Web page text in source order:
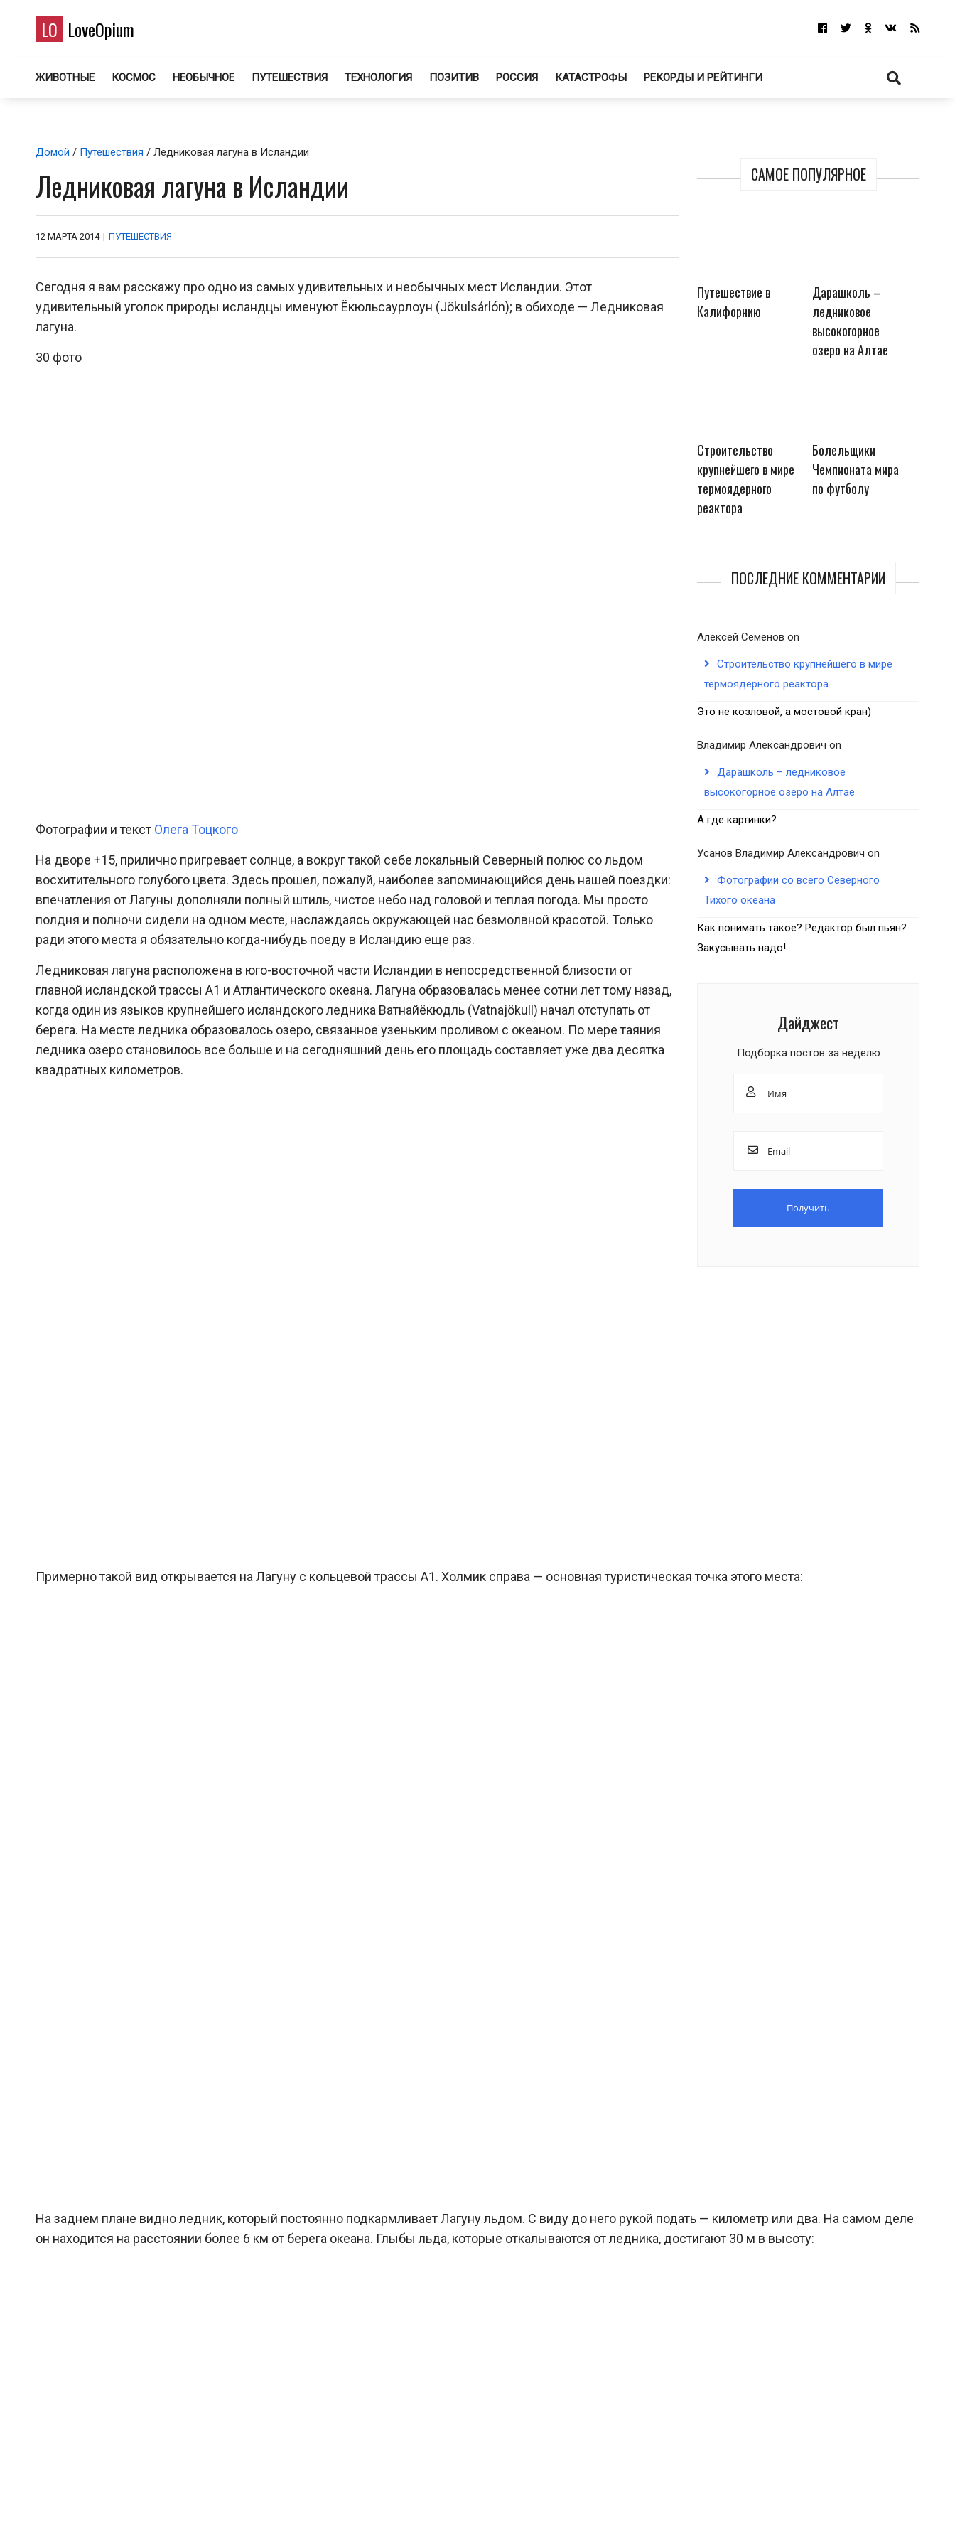
LO LoveOpium
ЖИВОТНЫЕ КОСМОС НЕОБЫЧНОЕ ПУТЕШЕСТВИЯ ТЕХНОЛОГИЯ ПОЗИТИВ РОССИЯ КАТАСТРОФЫ РЕКОРДЫ И РЕЙТИНГИ
САМОЕ ПОПУЛЯРНОЕ
Путешествие в
Калифорнию
Дарашколь –
ледниковое
высокогорное
озеро на Алтае
Строительство
крупнейшего в мире
термоядерного
реактора
Болельщики
Чемпионата мира
по футболу
ПОСЛЕДНИЕ КОММЕНТАРИИ
Алексей Семёнов on
Строительство крупнейшего в мире
термоядерного реактора
Это не козловой, а мостовой кран)
Владимир Александрович on
Дарашколь – ледниковое
высокогорное озеро на Алтае
А где картинки?
Усанов Владимир Александрович on
Фотографии со всего Северного
Тихого океана
Как понимать такое? Редактор был пьян?
Закусывать надо!
Дайджест
Подборка постов за неделю
Домой / Путешествия / Ледниковая лагуна в Исландии
Ледниковая лагуна в Исландии
12 МАРТА 2014 | ПУТЕШЕСТВИЯ
Сегодня я вам расскажу про одно из самых удивительных и необычных мест Исландии. Этот
удивительный уголок природы исландцы именуют Ёкюльсаурлоун (Jökulsárlón); в обиходе — Ледниковая
лагуна.
30 фото
Фотографии и текст Олега Тоцкого
На дворе +15, прилично пригревает солнце, а вокруг такой себе локальный Северный полюс со льдом
восхитительного голубого цвета. Здесь прошел, пожалуй, наиболее запоминающийся день нашей поездки:
впечатления от Лагуны дополняли полный штиль, чистое небо над головой и теплая погода. Мы просто
полдня и полночи сидели на одном месте, наслаждаясь окружающей нас безмолвной красотой. Только
ради этого места я обязательно когда-нибудь поеду в Исландию еще раз.
Ледниковая лагуна расположена в юго-восточной части Исландии в непосредственной близости от
главной исландской трассы А1 и Атлантического океана. Лагуна образовалась менее сотни лет тому назад,
когда один из языков крупнейшего исландского ледника Ватнайёкюдль (Vatnajökull) начал отступать от
берега. На месте ледника образовалось озеро, связанное узеньким проливом с океаном. По мере таяния
ледника озеро становилось все больше и на сегодняшний день его площадь составляет уже два десятка
квадратных километров.
Примерно такой вид открывается на Лагуну с кольцевой трассы А1. Холмик справа — основная туристическая точка этого места:
На заднем плане видно ледник, который постоянно подкармливает Лагуну льдом. С виду до него рукой подать — километр или два. На самом деле
он находится на расстоянии более 6 км от берега океана. Глыбы льда, которые откалываются от ледника, достигают 30 м в высоту: